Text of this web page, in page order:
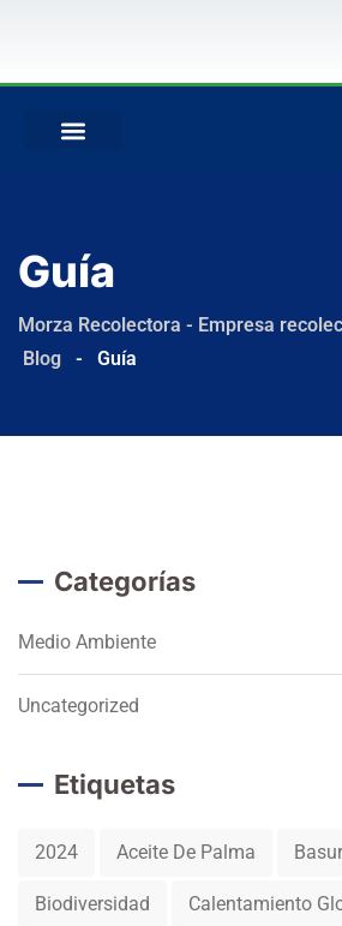
Guía
Morza Recolectora - Empresa
Blog
- Guía
Categorías
Medio Ambiente
Uncategorized
Etiquetas
2024 Aceite De Palma
Biodiversidad Calentamiento